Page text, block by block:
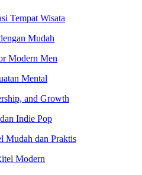
Tempat Wisata
Mudah
Modern Men
Mental
and Growth
Indie Pop
Mudah dan Praktis
Modern